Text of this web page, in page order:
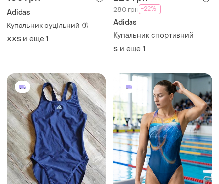
Adidas
Купальник суцільний 🦋
XХS и еще 1
280 грн -22%
Adidas
Купальник спортивний
S и еще 1